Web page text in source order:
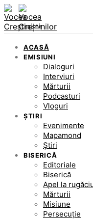
ACASĂ
EMISIUNI
Dialoguri
Interviuri
Mărturii
Podcasturi
Vloguri
ȘTIRI
Evenimente
Mapamond
Știri
BISERICĂ
Editoriale
Biserică
Apel la
Mărturii
Misiune
Persecuție